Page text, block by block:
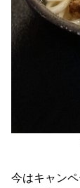
今はキャン